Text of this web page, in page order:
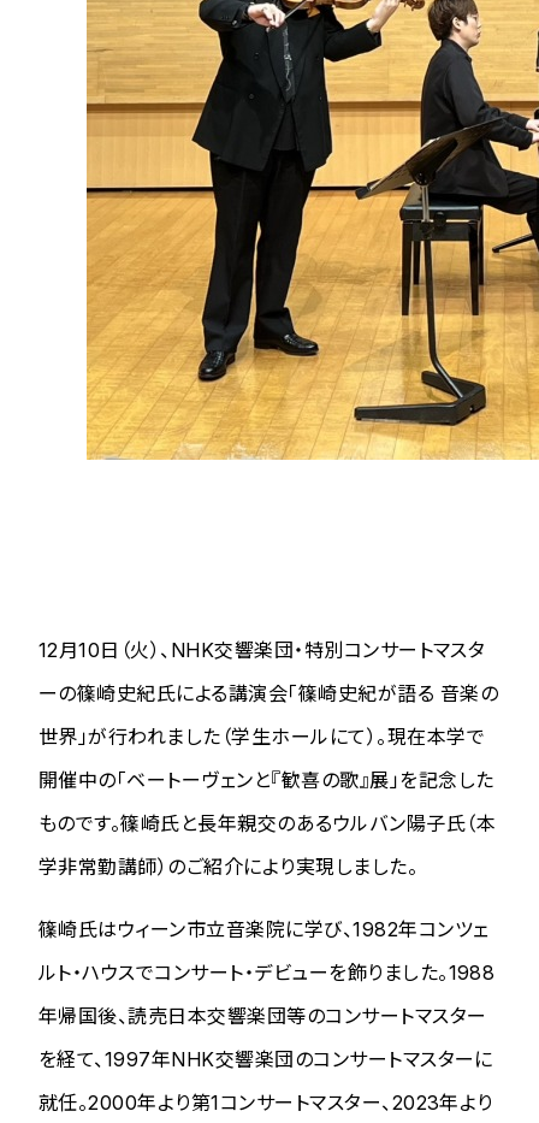
12月10日（火）、NHK交響楽団・特別コンサートマスタ
ーの篠崎史紀氏による講演会「篠崎史紀が語る 音楽の
世界」が行われました（学生ホールにて）。現在本学で
開催中の「ベートーヴェンと『歓喜の歌』展」を記念した
ものです。篠崎氏と長年親交のあるウルバン陽子氏（本
学非常勤講師）のご紹介により実現しました。
篠崎氏はウィーン市立音楽院に学び、1982年コンツェ
ルト・ハウスでコンサート・デビューを飾りました。1988
年帰国後、読売日本交響楽団等のコンサートマスター
を経て、1997年NHK交響楽団のコンサートマスターに
就任。2000年より第1コンサートマスター、2023年より